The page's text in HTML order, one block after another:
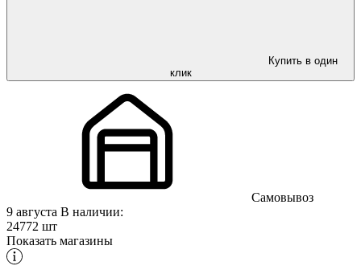
Купить в один
клик
Самовывоз
9 августа В наличии:
24772 шт
Показать магазины